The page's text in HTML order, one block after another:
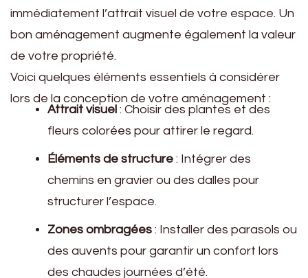
immédiatement l’attrait visuel de votre espace. Un
bon aménagement augmente également la valeur
de votre propriété.
Voici quelques éléments essentiels à considérer
lors de la conception de votre aménagement :
Attrait visuel : Choisir des plantes et des
fleurs colorées pour attirer le regard.
Éléments de structure : Intégrer des
chemins en gravier ou des dalles pour
structurer l’espace.
Zones ombragées : Installer des parasols ou
des auvents pour garantir un confort lors
des chaudes journées d’été.